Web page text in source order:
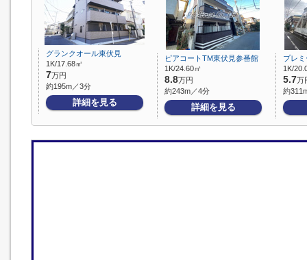
グランクオール東伏見
1K/17.68㎡
7万円
約195m／3分
詳細を見る
ピアコートTM東伏見参番館
1K/24.60㎡
8.8万円
約243m／4分
詳細を見る
プレ
1K/
5.7万
約